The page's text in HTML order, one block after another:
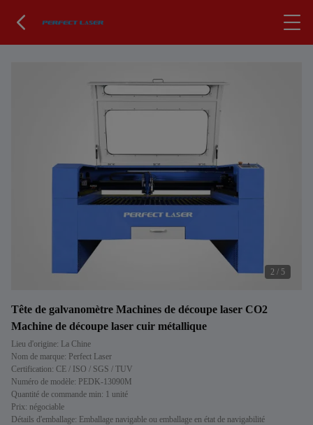
2 / 5
Tête de galvanomètre Machines de découpe laser CO2
Machine de découpe laser cuir métallique
Lieu d'origine: La Chine
Nom de marque: Perfect Laser
Certification: CE / ISO / SGS / TUV
Numéro de modèle: PEDK-13090M
Quantité de commande min: 1 unité
Prix: négociable
Détails d'emballage: Emballage navigable ou emballage en état de navigabilité